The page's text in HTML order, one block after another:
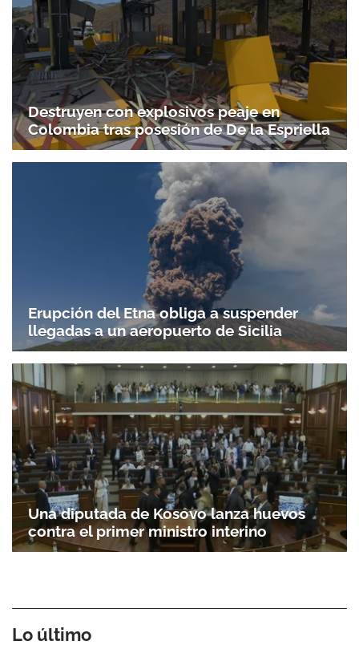
ACEPTAR
Destruyen con explosivos peaje en
Colombia tras posesión de De la Espriella
Erupción del Etna obliga a suspender
llegadas a un aeropuerto de Sicilia
Una diputada de Kosovo lanza huevos
contra el primer ministro interino
Lo último